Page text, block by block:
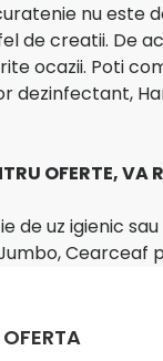
nu
de creatii. De
ocazii. Poti
dezinfectant,
OFERTE,
de uz igienic
Cearceaf
OFERTA